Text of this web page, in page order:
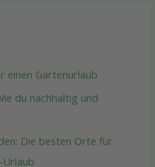
einen Gartenurlaub
du nachhaltig und
Die besten Orte für